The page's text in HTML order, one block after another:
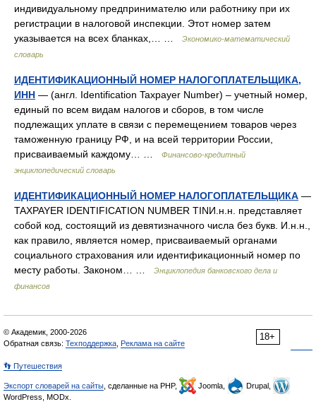
индивидуальному предпринимателю или работнику при их
регистрации в налоговой инспекции. Этот номер затем
указывается на всех бланках,… …
Экономико-математический
словарь
ИДЕНТИФИКАЦИОННЫЙ НОМЕР НАЛОГОПЛАТЕЛЬЩИКА,
ИНН — (англ. Identification Taxpayer Number) – учетный номер,
единый по всем видам налогов и сборов, в том числе
подлежащих уплате в связи с перемещением товаров через
таможенную границу РФ, и на всей территории России,
присваиваемый каждому… …
Финансово-кредитный
энциклопедический словарь
ИДЕНТИФИКАЦИОННЫЙ НОМЕР НАЛОГОПЛАТЕЛЬЩИКА —
TAXPAYER IDENTIFICATION NUMBER TINИ.н.н. представляет
собой код, состоящий из девятизначного числа без букв. И.н.н.,
как правило, является номер, присваиваемый органами
социального страхования или идентификационный номер по
месту работы. Законом… …
Энциклопедия банковского дела и
финансов
18+
© Академик, 2000-2026
Обратная связь: Техподдержка Реклама на сайте
👣 Путешествия
Экспорт словарей на сайты , сделанные на PHP, Joomla,
Drupal,
WordPress, MODx.